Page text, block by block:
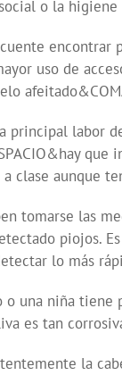
o la higiene
encontrar
uso de
principal labor
que
clase aunque
tomarse las
piojos.
lo más
o una niña
es tan
la